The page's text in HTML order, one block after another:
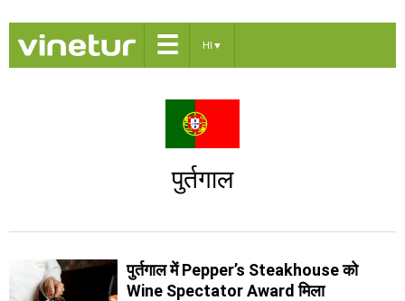
☰ HI ▼
पुर्तगाल
पुर्तगाल में Pepper’s Steakhouse को
Wine Spectator Award मिला